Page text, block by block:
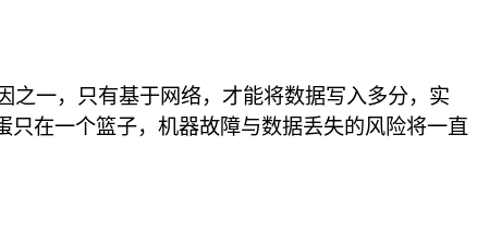
之一，只有基于网络，才能将数据写入多分，实
在一个篮子，机器故障与数据丢失的风险将一直